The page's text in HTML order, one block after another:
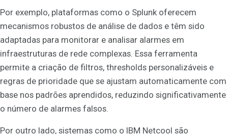
Por exemplo, plataformas como o Splunk oferecem
mecanismos robustos de análise de dados e têm sido
adaptadas para monitorar e analisar alarmes em
infraestruturas de rede complexas. Essa ferramenta
permite a criação de filtros, thresholds personalizáveis e
regras de prioridade que se ajustam automaticamente com
base nos padrões aprendidos, reduzindo significativamente
o número de alarmes falsos.
Por outro lado, sistemas como o IBM Netcool são